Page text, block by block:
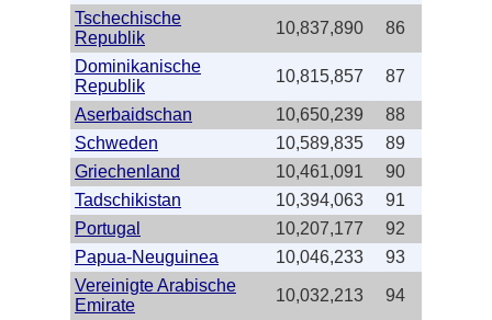
Tschechische
Republik
10,837,890 86
Dominikanische
Republik
10,815,857 87
Aserbaidschan 10,650,239
88
Schweden
10,589,835
89
Griechenland
10,461,091
90
Tadschikistan
10,394,063
91
Portugal
10,207,177
92
Papua-Neuguinea
10,046,233
93
Vereinigte Arabische
Emirate
10,032,213 94